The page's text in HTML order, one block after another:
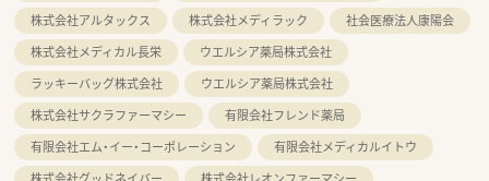
株式会社アルタックス
株式会社メディラック
社会医療法人康陽会
株式会社メディカル長栄
ウエルシア薬局株式会社
ラッキーバッグ株式会社
ウエルシア薬局株式会社
株式会社サクラファーマシー
有限会社フレンド薬局
有限会社エム・イー・コーポレーション
有限会社メディカルイトウ